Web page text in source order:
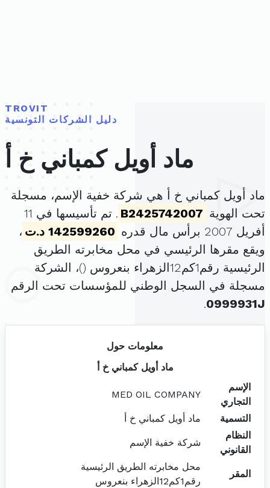
TROVIT
دليل الشركات التونسية
ماد أويل كمباني خ أ
ماد أويل كمباني خ أ هي شركة خفية الإسم، مسجلة
تحت الهوية B2425742007
. تم تأسيسها في 11
أفريل 2007 برأس مال قدره
142599260 د.ت
،
ويقع مقرها الرئيسي في محل مخابرته الطريق
الرئيسية رقم1كم12الزهراء بنعروس (
)، الشركة
مسجلة في السجل الوطني للمؤسسات تحت الرقم
0999931J
.
معلومات حول
ماد أويل كمباني خ أ
الإسم
التجاري
MED OIL COMPANY
التسمية
ماد أويل كمباني خ أ
النظام
القانوني
شركة خفية الإسم
المقر
محل مخابرته الطريق الرئيسية
رقم1كم12الزهراء بنعروس